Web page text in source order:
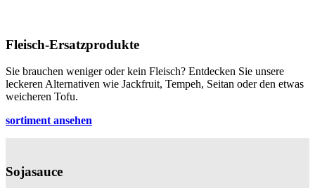
Fleisch-Ersatzprodukte
Sie brauchen weniger oder kein Fleisch? Entdecken Sie unsere
leckeren Alternativen wie Jackfruit, Tempeh, Seitan oder den etwas
weicheren Tofu.
sortiment ansehen
Sojasauce